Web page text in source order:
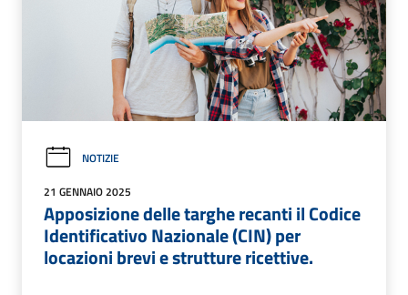
NOTIZIE
21 GENNAIO 2025
Apposizione delle targhe recanti il Codice
Identificativo Nazionale (CIN) per
locazioni brevi e strutture ricettive.